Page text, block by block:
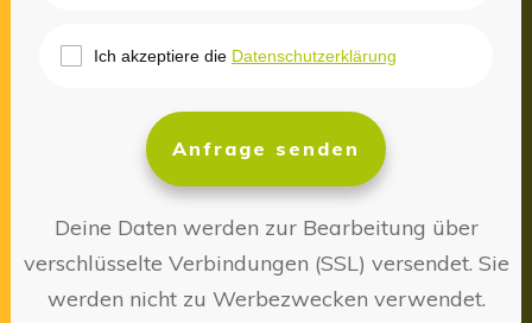
Ich akzeptiere die Datenschutzerklärung
Anfrage senden
Deine Daten werden zur Bearbeitung über
verschlüsselte Verbindungen (SSL) versendet. Sie
werden nicht zu Werbezwecken verwendet.